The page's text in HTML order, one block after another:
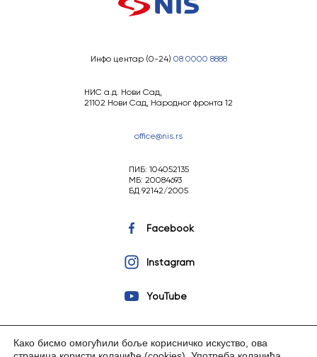
Инфо центар (0-24) 08 0000 8888
НИС а.д. Нови Сад,
21102 Нови Сад, Народног фронта 12
office@nis.rs
ПИБ: 104052135
МБ: 20084693
БД 92142/2005
Facebook
Instagram
YouTube
Како бисмо омогућили боље корисничко искуство, ова